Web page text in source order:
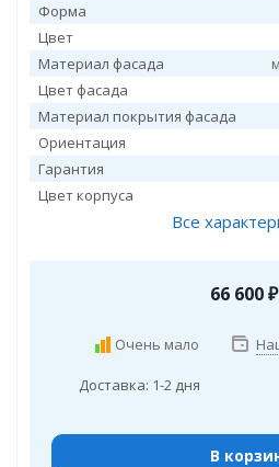
Форма
Цвет
Материал фасада
Цвет фасада
Материал покрытия фасада
Ориентация
Гарантия
Цвет корпуса
Все
66 600₽
Очень мало
Доставка: 1-2 дня
В